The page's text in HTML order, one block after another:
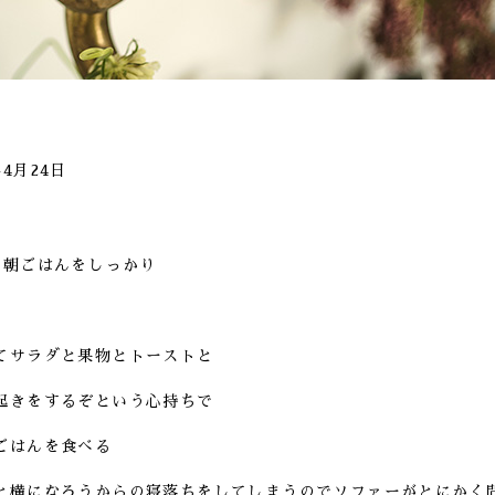
月24日
ごはんをしっかり
サラダと果物とトーストと
きをするぞという心持ちで
はんを食べる
横になろうからの寝落ちをしてしまうのでソファーがとにかく